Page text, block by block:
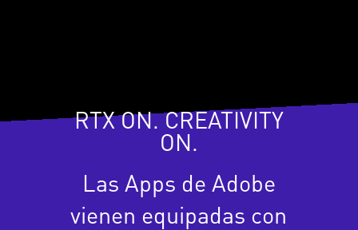
RTX ON. CREATIVITY
ON.
Las Apps de Adobe
vienen equipadas con